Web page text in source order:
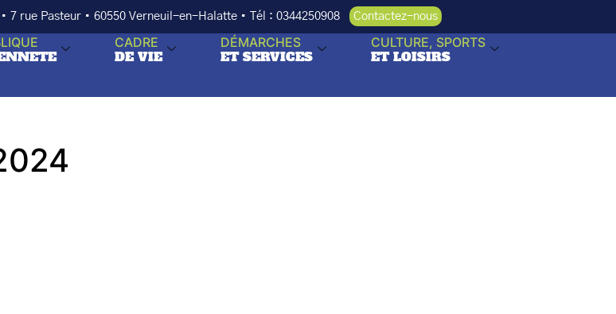
• 7 rue Pasteur • 60550 Verneuil-en-Halatte • Tél : 0344250908 Contactez-nous
CADRE
DE VIE
DÉMARCHES
ET SERVICES
CULTURE, SPORTS
ET LOISIRS